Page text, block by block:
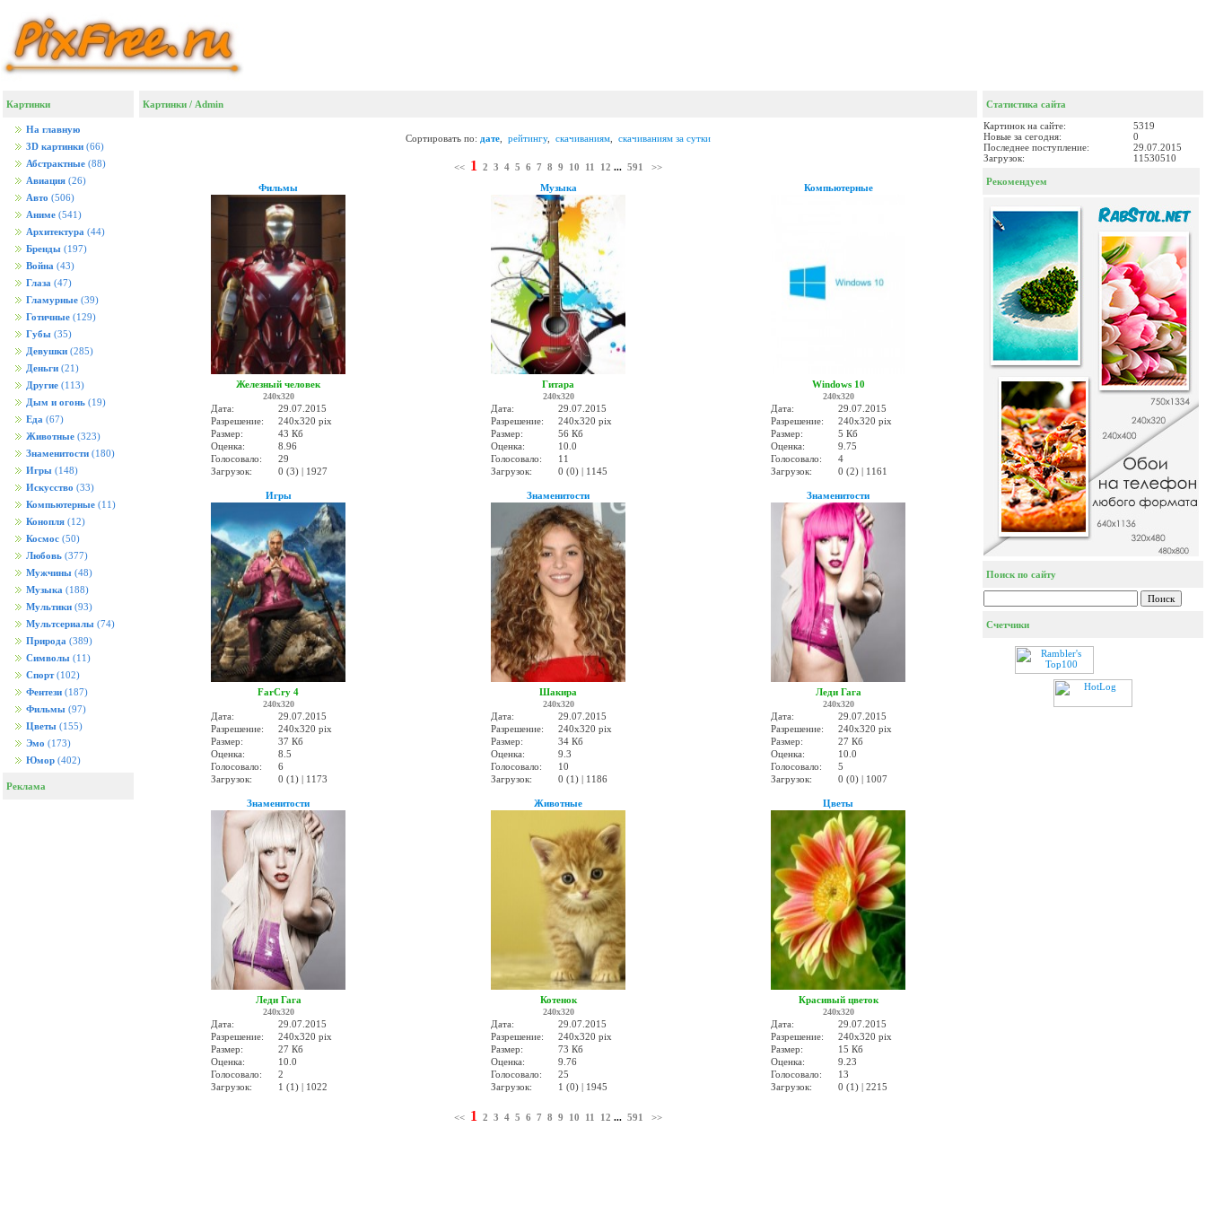
Картинки
На главную
3D картинки (66)
Абстрактные (88)
Авиация (26)
Авто (506)
Аниме (541)
Архитектура (44)
Бренды (197)
Война (43)
Глаза (47)
Гламурные (39)
Готичные (129)
Губы (35)
Девушки (285)
Деньги (21)
Другие (113)
Дым и огонь (19)
Еда (67)
Животные (323)
Знаменитости (180)
Игры (148)
Искусство (33)
Компьютерные (11)
Конопля (12)
Космос (50)
Любовь (377)
Мужчины (48)
Музыка (188)
Мультики (93)
Мультсериалы (74)
Природа (389)
Символы (11)
Спорт (102)
Фентези (187)
Фильмы (97)
Цветы (155)
Эмо (173)
Юмор (402)
Реклама
Картинки / Admin
Сортировать по: дате рейтингу, скачиваниям скачиваниям за сутки
<< 1 2 3 4 5 6 7 8 9 10 11 12 ... 591
>>
Фильмы
Железный человек
240x320
Дата:
29.07.2015
Разрешение:
240x320 pix
Размер:
43 Кб
Оценка:
8.96
Голосовало:
29
Загрузок:
0 (3) | 1927
Музыка
Гитара
240x320
Дата:
29.07.2015
Разрешение:
240x320 pix
Размер:
56 Кб
Оценка:
10.0
Голосовало:
11
Загрузок:
0 (0) | 1145
Компьютерные
Windows 10
240x320
Дата:
29.07.2015
Разрешение:
240x320 pix
Размер:
5 Кб
Оценка:
9.75
Голосовало:
4
Загрузок:
0 (2) | 1161
Игры
FarCry 4
240x320
Дата:
29.07.2015
Разрешение:
240x320 pix
Размер:
37 Кб
Оценка:
8.5
Голосовало:
6
Загрузок:
0 (1) | 1173
Знаменитости
Шакира
240x320
Дата:
29.07.2015
Разрешение:
240x320 pix
Размер:
34 Кб
Оценка:
9.3
Голосовало:
10
Загрузок:
0 (1) | 1186
Знаменитости
Леди Гага
240x320
Дата:
29.07.2015
Разрешение:
240x320 pix
Размер:
27 Кб
Оценка:
10.0
Голосовало:
5
Загрузок:
0 (0) | 1007
Знаменитости
Леди Гага
240x320
Дата:
29.07.2015
Разрешение:
240x320 pix
Размер:
27 Кб
Оценка:
10.0
Голосовало:
2
Загрузок:
1 (1) | 1022
Животные
Котенок
240x320
Дата:
29.07.2015
Разрешение:
240x320 pix
Размер:
73 Кб
Оценка:
9.76
Голосовало:
25
Загрузок:
1 (0) | 1945
Цветы
Красивый цветок
240x320
Дата:
29.07.2015
Разрешение:
240x320 pix
Размер:
15 Кб
Оценка:
9.23
Голосовало:
13
Загрузок:
0 (1) | 2215
<< 1 2 3 4 5 6 7 8 9 10 11 12 ... 591 >>
Статистика сайта
Картинок на сайте:
5319
Новые за сегодня:
0
Последнее поступление:
29.07.2015
Загрузок:
11530510
Рекомендуем
Поиск по сайту
Счетчики